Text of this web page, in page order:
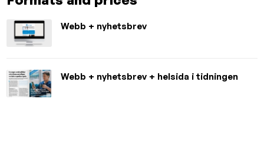
Webb + nyhetsbrev
Webb + nyhetsbrev + helsida i tidningen